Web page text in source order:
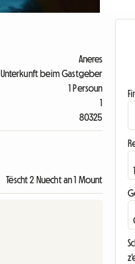
Aneres
Unterkunft beim Gastgeber
1 Persoun
1
80325
Tëscht 2 Nuecht an 1 Mount